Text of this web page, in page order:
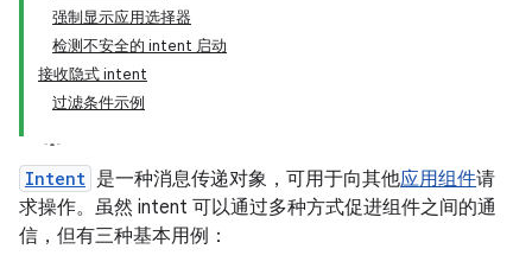
强制显示应用选择器
检测不安全的 intent 启动
接收隐式 intent
过滤条件示例
Intent 是一种消息传递对象，可用于向其他应用组件请
求操作。虽然 intent 可以通过多种方式促进组件之间的通
信，但有三种基本用例：